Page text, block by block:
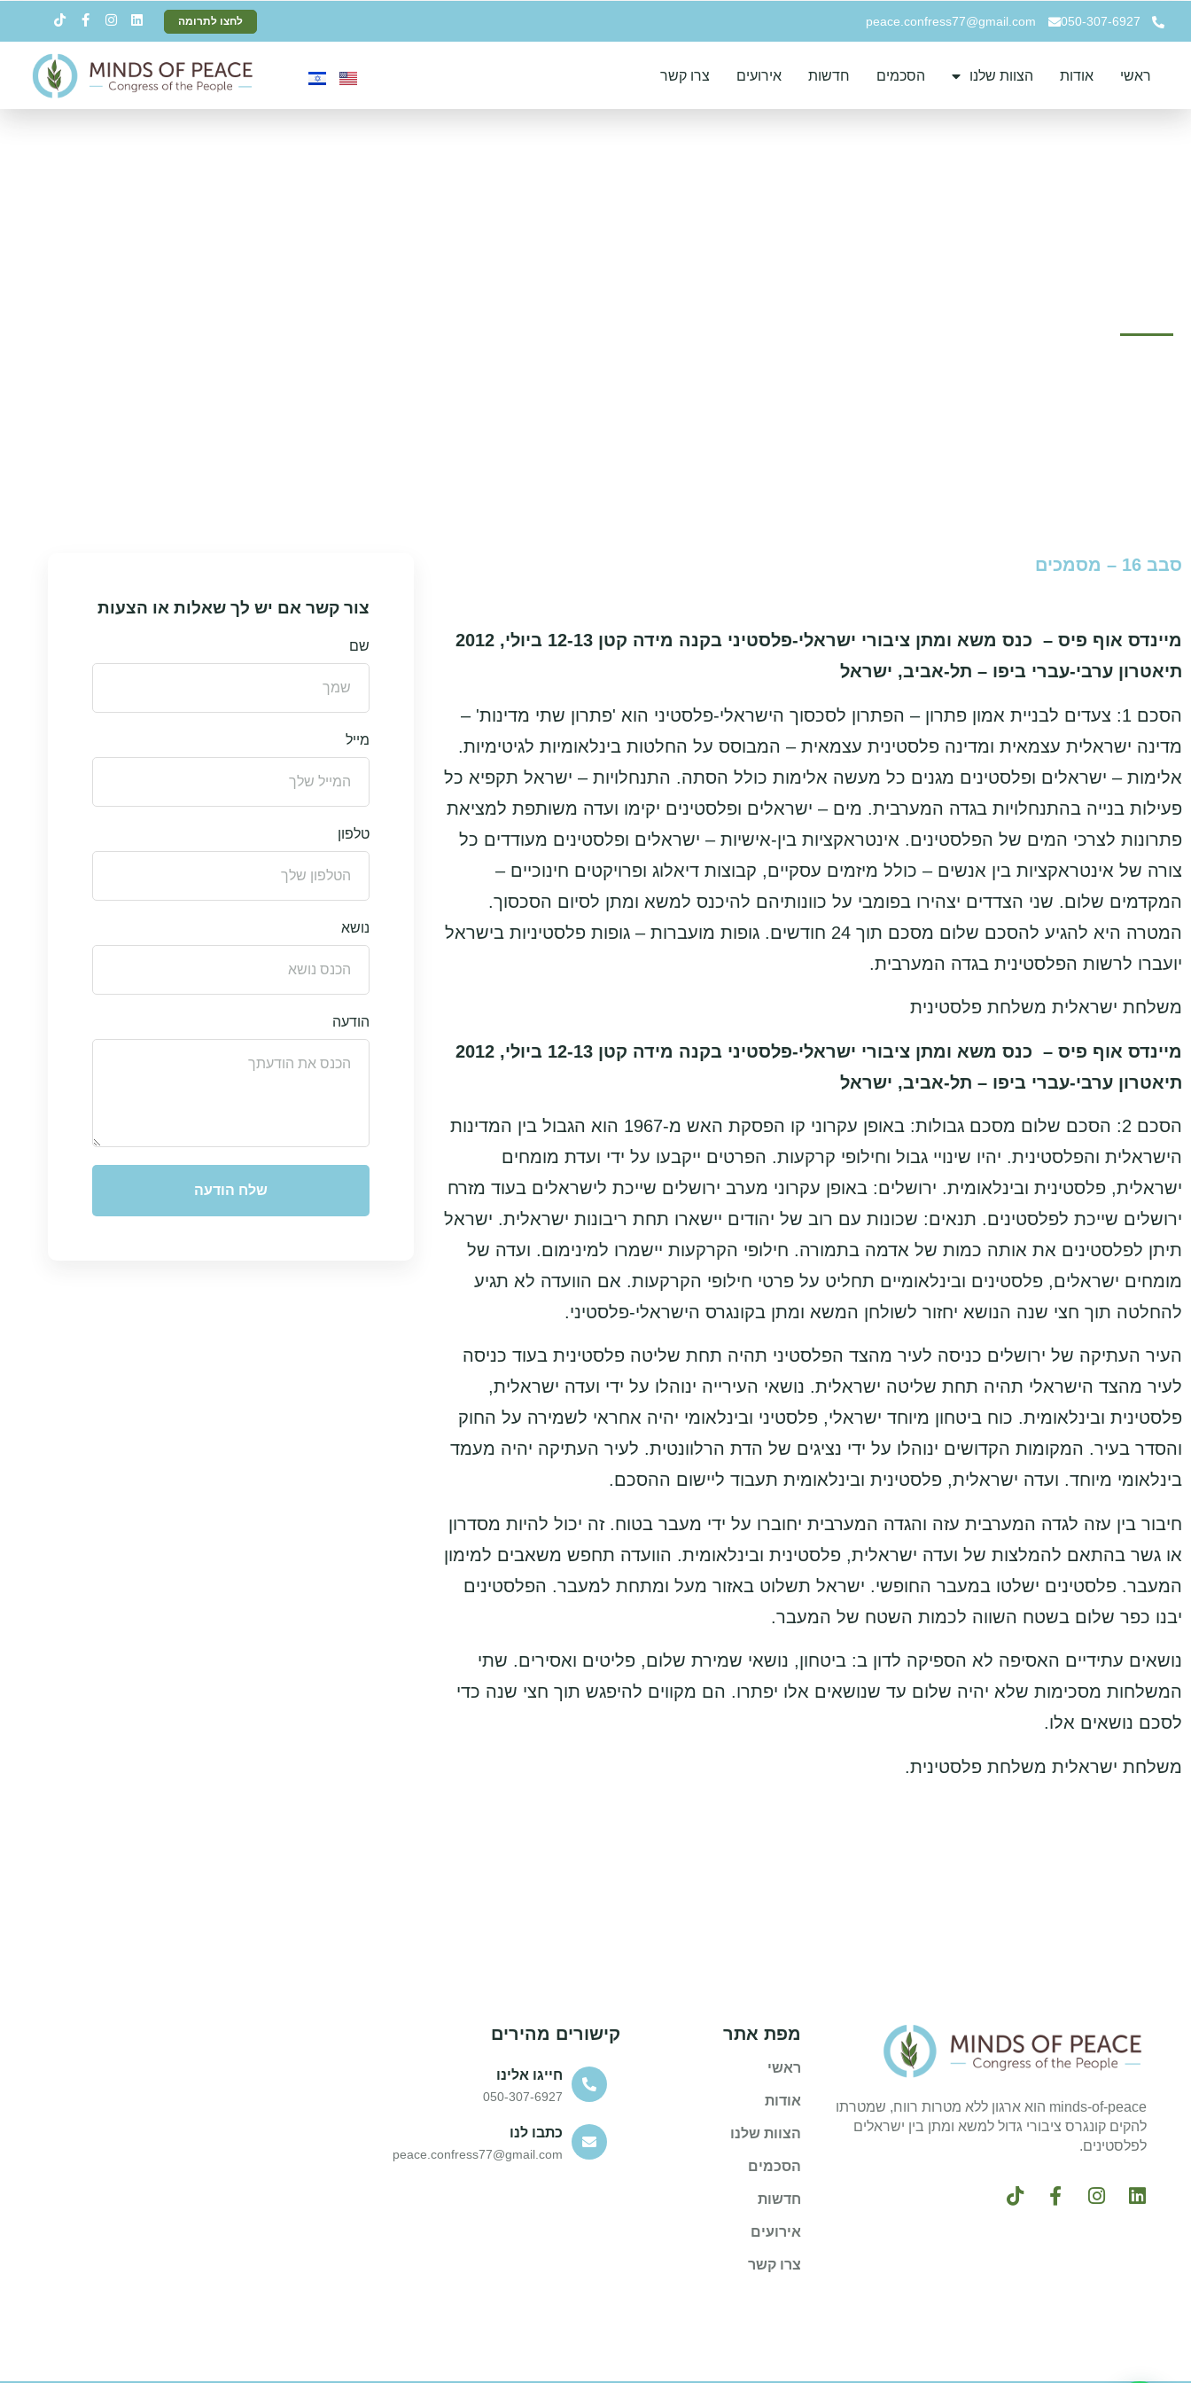
050-307-6927
peace.confress77@gmail.com לחצו לתרומה
ראשי אודות הצוות שלנו הסכמים חדשות אירועים צרו קשר
סבב 16 – מסמכים
מיינדס אוף פיס – כנס משא ומתן ציבורי ישראלי-פלסטיני בקנה מידה קטן 12-13 ביולי, 2012
תיאטרון ערבי-עברי ביפו – תל-אביב, ישראל
הסכם 1: צעדים לבניית אמון פתרון – הפתרון לסכסוך הישראלי-פלסטיני הוא 'פתרון שתי מדינות' –
מדינה ישראלית עצמאית ומדינה פלסטינית עצמאית – המבוסס על החלטות בינלאומיות לגיטימיות.
אלימות – ישראלים ופלסטינים מגנים כל מעשה אלימות כולל הסתה. התנחלויות – ישראל תקפיא כל
פעילות בנייה בהתנחלויות בגדה המערבית. מים – ישראלים ופלסטינים יקימו ועדה משותפת למציאת
פתרונות לצרכי המים של הפלסטינים. אינטראקציות בין-אישיות – ישראלים ופלסטינים מעודדים כל
צורה של אינטראקציות בין אנשים – כולל מיזמים עסקיים, קבוצות דיאלוג ופרויקטים חינוכיים –
המקדמים שלום. שני הצדדים יצהירו בפומבי על כוונותיהם להיכנס למשא ומתן לסיום הסכסוך.
המטרה היא להגיע להסכם שלום מסכם תוך 24 חודשים. גופות מועברות – גופות פלסטיניות בישראל
יועברו לרשות הפלסטינית בגדה המערבית.
משלחת ישראלית משלחת פלסטינית
מיינדס אוף פיס – כנס משא ומתן ציבורי ישראלי-פלסטיני בקנה מידה קטן 12-13 ביולי, 2012
תיאטרון ערבי-עברי ביפו – תל-אביב, ישראל
הסכם 2: הסכם שלום מסכם גבולות: באופן עקרוני קו הפסקת האש מ-1967 הוא הגבול בין המדינות
הישראלית והפלסטינית. יהיו שינויי גבול וחילופי קרקעות. הפרטים ייקבעו על ידי ועדת מומחים
ישראלית, פלסטינית ובינלאומית. ירושלים: באופן עקרוני מערב ירושלים שייכת לישראלים בעוד מזרח
ירושלים שייכת לפלסטינים. תנאים: שכונות עם רוב של יהודים יישארו תחת ריבונות ישראלית. ישראל
תיתן לפלסטינים את אותה כמות של אדמה בתמורה. חילופי הקרקעות יישמרו למינימום. ועדה של
מומחים ישראלים, פלסטינים ובינלאומיים תחליט על פרטי חילופי הקרקעות. אם הוועדה לא תגיע
להחלטה תוך חצי שנה הנושא יחזור לשולחן המשא ומתן בקונגרס הישראלי-פלסטיני.
העיר העתיקה של ירושלים כניסה לעיר מהצד הפלסטיני תהיה תחת שליטה פלסטינית בעוד כניסה
לעיר מהצד הישראלי תהיה תחת שליטה ישראלית. נושאי העירייה ינוהלו על ידי ועדה ישראלית,
פלסטינית ובינלאומית. כוח ביטחון מיוחד ישראלי, פלסטיני ובינלאומי יהיה אחראי לשמירה על החוק
והסדר בעיר. המקומות הקדושים ינוהלו על ידי נציגים של הדת הרלוונטית. לעיר העתיקה יהיה מעמד
בינלאומי מיוחד. ועדה ישראלית, פלסטינית ובינלאומית תעבוד ליישום ההסכם.
חיבור בין עזה לגדה המערבית עזה והגדה המערבית יחוברו על ידי מעבר בטוח. זה יכול להיות מסדרון
או גשר בהתאם להמלצות של ועדה ישראלית, פלסטינית ובינלאומית. הוועדה תחפש משאבים למימון
המעבר. פלסטינים ישלטו במעבר החופשי. ישראל תשלוט באזור מעל ומתחת למעבר. הפלסטינים
יבנו כפר שלום בשטח השווה לכמות השטח של המעבר.
נושאים עתידיים האסיפה לא הספיקה לדון ב: ביטחון, נושאי שמירת שלום, פליטים ואסירים. שתי
המשלחות מסכימות שלא יהיה שלום עד שנושאים אלו יפתרו. הם מקווים להיפגש תוך חצי שנה כדי
לסכם נושאים אלו.
משלחת ישראלית משלחת פלסטינית.
צור קשר אם יש לך שאלות או הצעות
שם
מייל
טלפון
נושא
הודעה
שלח הודעה
minds-of-peace הוא ארגון ללא מטרות רווח, שמטרתו
להקים קונגרס ציבורי גדול למשא ומתן בין ישראלים
לפלסטינים.
מפת אתר
ראשי
אודות
הצוות שלנו
הסכמים
חדשות
אירועים
צרו קשר
קישורים מהירים
חייגו אלינו
050-307-6927
כתבו לנו
peace.confress77@gmail.com